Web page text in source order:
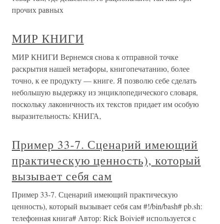
прочих равных
МИР КНИГИ
МИР КНИГИ Вернемся снова к отправной точке
раскрытия нашей метафоры, книгопечатанию, более
точно, к ее продукту — книге. Я позволю себе сделать
небольшую выдержку из энциклопедического словаря,
поскольку лаконичность их текстов придает им особую
выразительность: КНИГА,
Пример 33-7. Сценарий имеющий
практическую ценность), который
вызывает себя сам
Пример 33-7. Сценарий имеющий практическую
ценность), который вызывает себя сам #!/bin/bash# pb.sh:
телефонная книга# Автор: Rick Boivie# используется с